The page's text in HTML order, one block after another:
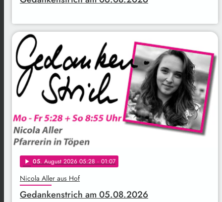
play_arrow 05. August 2026 05:28 · 01:07
Nicola Aller aus Hof
Gedankenstrich am 05.08.2026